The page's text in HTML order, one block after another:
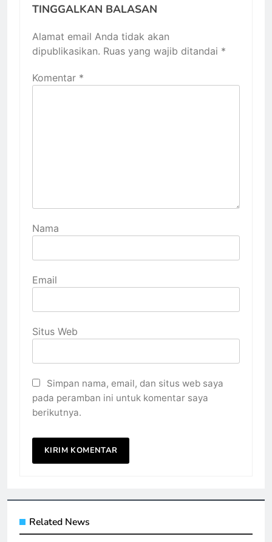
TINGGALKAN BALASAN
Alamat email Anda tidak akan
dipublikasikan. Ruas yang wajib ditandai *
Komentar *
Nama
Email
Situs Web
Simpan nama, email, dan situs web saya
pada peramban ini untuk komentar saya
berikutnya.
Related News